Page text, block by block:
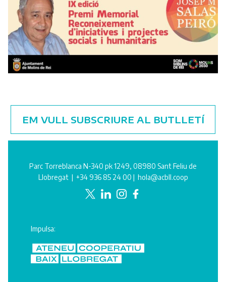
EM VULL SUBSCRIURE AL BUTLLETÍ
Parc Torreblanca N-340 pk 1249, 08980 Sant Feliu de
Llobregat | +34 936 85 24 00 | hola@acbll.coop
Impulsa: